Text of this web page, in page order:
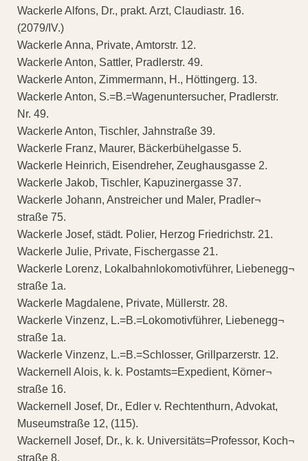
Wackerle Alfons, Dr., prakt. Arzt, Claudiastr. 16.
(2079/IV.)
Wackerle Anna, Private, Amtorstr. 12.
Wackerle Anton, Sattler, Pradlerstr. 49.
Wackerle Anton, Zimmermann, H., Höttingerg. 13.
Wackerle Anton, S.=B.=Wagenuntersucher, Pradlerstr.
Nr. 49.
Wackerle Anton, Tischler, Jahnstraße 39.
Wackerle Franz, Maurer, Bäckerbühelgasse 5.
Wackerle Heinrich, Eisendreher, Zeughausgasse 2.
Wackerle Jakob, Tischler, Kapuzinergasse 37.
Wackerle Johann, Anstreicher und Maler, Pradler¬
straße 75.
Wackerle Josef, städt. Polier, Herzog Friedrichstr. 21.
Wackerle Julie, Private, Fischergasse 21.
Wackerle Lorenz, Lokalbahnlokomotivführer, Liebenegg¬
straße 1a.
Wackerle Magdalene, Private, Müllerstr. 28.
Wackerle Vinzenz, L.=B.=Lokomotivführer, Liebenegg¬
straße 1a.
Wackerle Vinzenz, L.=B.=Schlosser, Grillparzerstr. 12.
Wackernell Alois, k. k. Postamts=Expedient, Körner¬
straße 16.
Wackernell Josef, Dr., Edler v. Rechtenthurn, Advokat,
Museumstraße 12, (115).
Wackernell Josef, Dr., k. k. Universitäts=Professor, Koch¬
straße 8.